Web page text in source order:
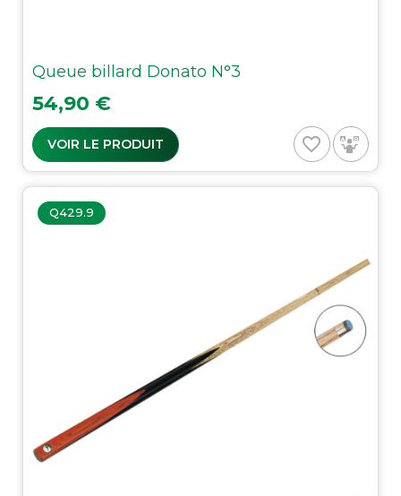
Queue billard Donato N°3
Prix
54,90 €
VOIR LE PRODUIT favorite_border
Q429.9